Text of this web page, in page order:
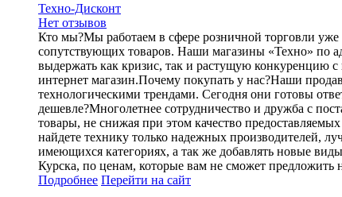
Техно-Дисконт
Нет отзывов
Кто мы?Мы работаем в сфере розничной торговли
сопутствующих товаров. Наши магазины «Техно» по
выдержать как кризис, так и растущую конкуренцию
интернет магазин.Почему покупать у нас?Наши
технологическими трендами. Сегодня они готовы
дешевле?Многолетнее сотрудничество и дружба с
товары, не снижая при этом качество
найдете технику только надежных
имеющихся категориях, а так же добавлять новые
Курска, по ценам, которые вам не сможет предложить
Подробнее Перейти на сайт